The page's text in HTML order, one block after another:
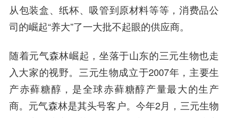
从包装盒、纸杯、吸管到原材料等等，消费品公
司的崛起“养大”了一大批不起眼的供应商。
随着元气森林崛起，坐落于山东的三元生物也走
入大家的视野。三元生物成立于2007年，主要生
产赤藓糖醇，是全球赤藓糖醇产量最大的生产
商。元气森林是其头号客户。今年2月，三元生物